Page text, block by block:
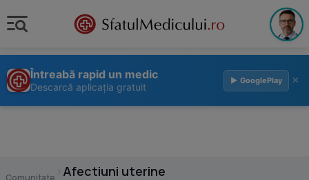
Întreabă rapid un medic
Descarcă aplicația gratuit
▶ GooglePlay ×
Comunitate Afectiuni uterine